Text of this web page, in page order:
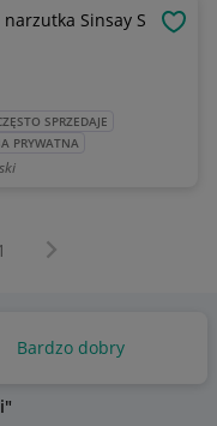
Sinsay S
SPRZEDAJE
PRYWATNA
Następna strona
Bardzo dobry